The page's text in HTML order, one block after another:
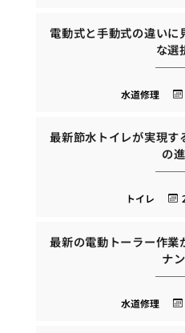
電動式と手動式の違い
な選
水道修理
最新節水トイレが実現す
の
トイレ
最新の電動トーラー作業
ナ
水道修理